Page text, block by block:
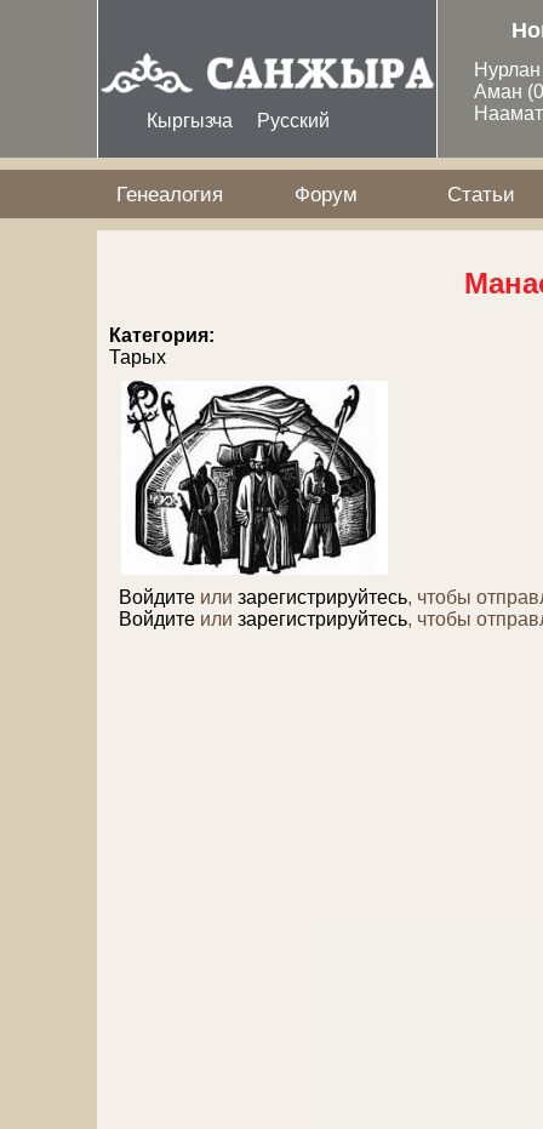
Кыргызча Русский
Аман
Генеалогия Форум Статьи
Категория:
Тарых
Войдите или зарегистрируйтесь, чтобы
Войдите или зарегистрируйтесь, чтобы